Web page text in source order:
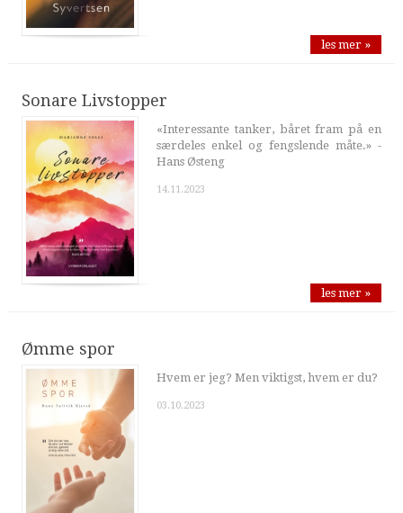
les mer »
Sonare Livstopper
«Interessante tanker, båret fram på en
særdeles enkel og fengslende måte.» -
Hans Østeng
14.11.2023
les mer »
Ømme spor
Hvem er jeg? Men viktigst, hvem er du?
03.10.2023